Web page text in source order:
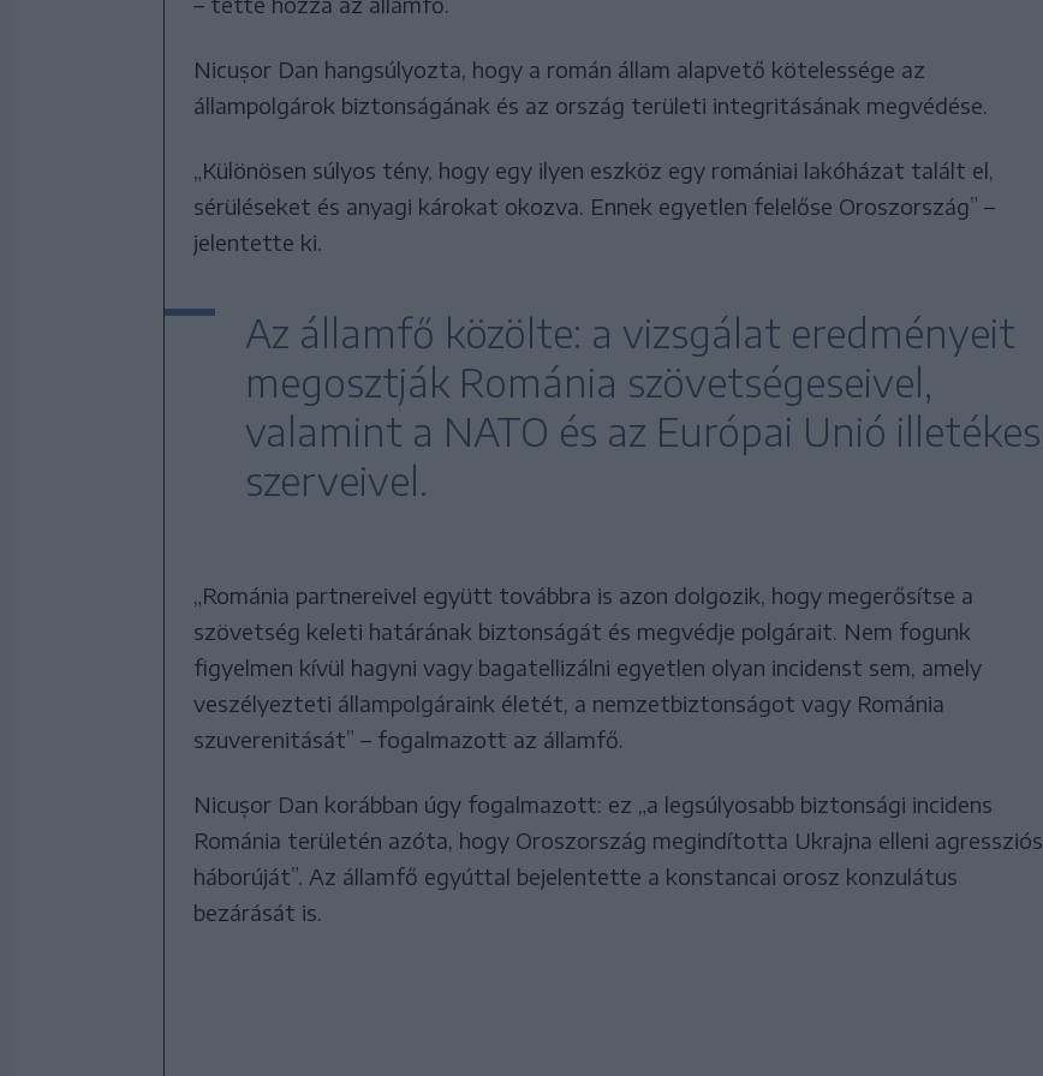
Nicușor Dan hangsúlyozta, hogy a román állam alapvető kötelessége az
állampolgárok biztonságának és az ország területi integritásának megvédése.
„Különösen súlyos tény, hogy egy ilyen eszköz egy romániai lakóházat talált el,
sérüléseket és anyagi károkat okozva. Ennek egyetlen felelőse Oroszország” –
jelentette ki.
Az államfő közölte: a vizsgálat eredményeit
megosztják Románia szövetségeseivel,
valamint a NATO és az Európai Unió illetékes
szerveivel.
„Románia partnereivel együtt továbbra is azon dolgozik, hogy megerősítse a
szövetség keleti határának biztonságát és megvédje polgárait. Nem fogunk
figyelmen kívül hagyni vagy bagatellizálni egyetlen olyan incidenst sem, amely
veszélyezteti állampolgáraink életét, a nemzetbiztonságot vagy Románia
szuverenitását” – fogalmazott az államfő.
Nicușor Dan korábban úgy fogalmazott: ez „a legsúlyosabb biztonsági incidens
Románia területén azóta, hogy Oroszország megindította Ukrajna elleni agressziós
háborúját”. Az államfő egyúttal bejelentette a konstancai orosz konzulátus
bezárását is.